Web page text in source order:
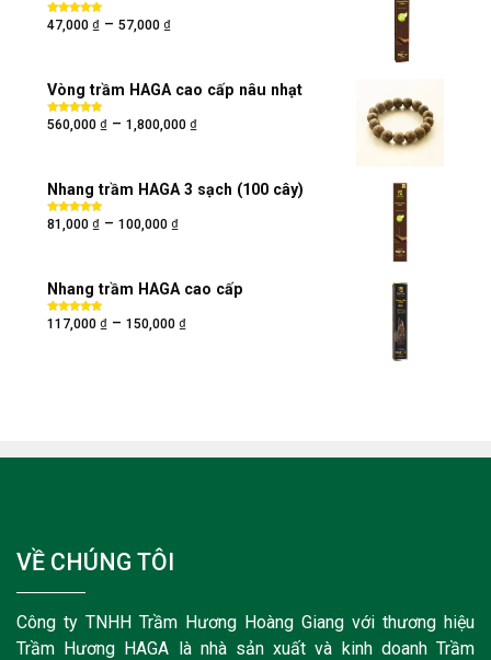
Được xếp
hạng 5.005
47,000 ₫ – 57,000 ₫
Vòng trầm HAGA cao cấp nâu nhạt
Được xếp
hạng5.005
560,000 ₫ – 1,800,000 ₫
Nhang trầm HAGA 3 sạch (100 cây)
Được xếp
hạng 5.005
81,000 ₫ – 100,000 ₫
Nhang trầm HAGA cao cấp
Được xếp
hạng5.005
117,000 ₫ – 150,000 ₫
VỀ CHÚNG TÔI
Công ty TNHH Trầm Hương Hoàng Giang với thương hiệu
Trầm Hương HAGA là nhà sản xuất và kinh doanh Trầm